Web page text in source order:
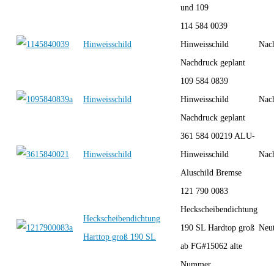
und 109
Hinweisschild
114 584 0039
Hinweisschild
Nachdruck geplant
Hinweisschild
109 584 0839
Hinweisschild
Nachdruck geplant
Hinweisschild
361 584 00219 ALU-
Hinweisschild
Aluschild Bremse
Heckscheibendichtung
Harttop groß 190 SL
121 790 0083
Heckscheibendichtung
190 SL Hardtop groß
ab FG#15062 alte